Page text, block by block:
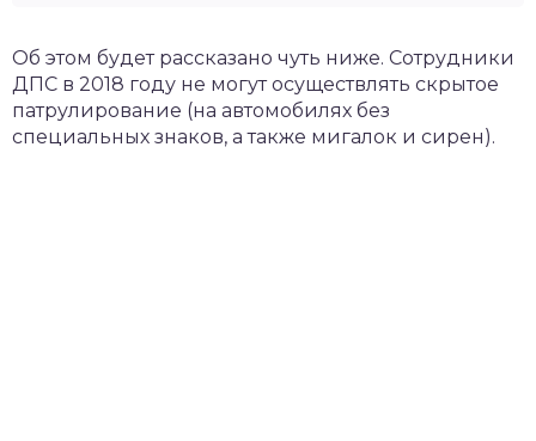
Об этом будет рассказано чуть ниже. Сотрудники
ДПС в 2018 году не могут осуществлять скрытое
патрулирование (на автомобилях без
специальных знаков, а также мигалок и сирен).